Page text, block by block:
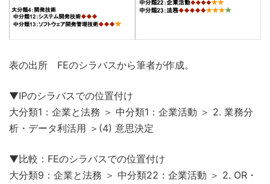
表の出所 FEのシラバスから筆者が作成。
▼IPのシラバスでの位置付け
大分類1：企業と法務 ＞ 中分類1：企業活動 ＞ 2. 業務分
析・データ利活用 ＞(4) 意思決定
▼比較：FEのシラバスでの位置付け
大分類9：企業と法務 ＞ 中分類22：企業活動 ＞ 2. OR・